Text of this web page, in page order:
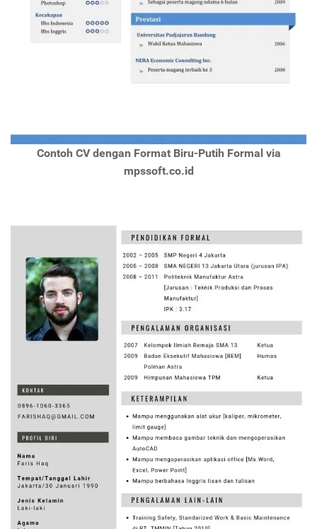
Contoh CV dengan Format Biru-Putih Formal via
mpssoft.co.id